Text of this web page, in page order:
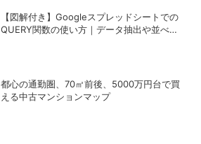
【図解付き】Googleスプレッドシートでの
QUERY関数の使い方｜データ抽出や並べ替
都心の通勤圏、70㎡前後、5000万円台で買
える中古マンションマップ